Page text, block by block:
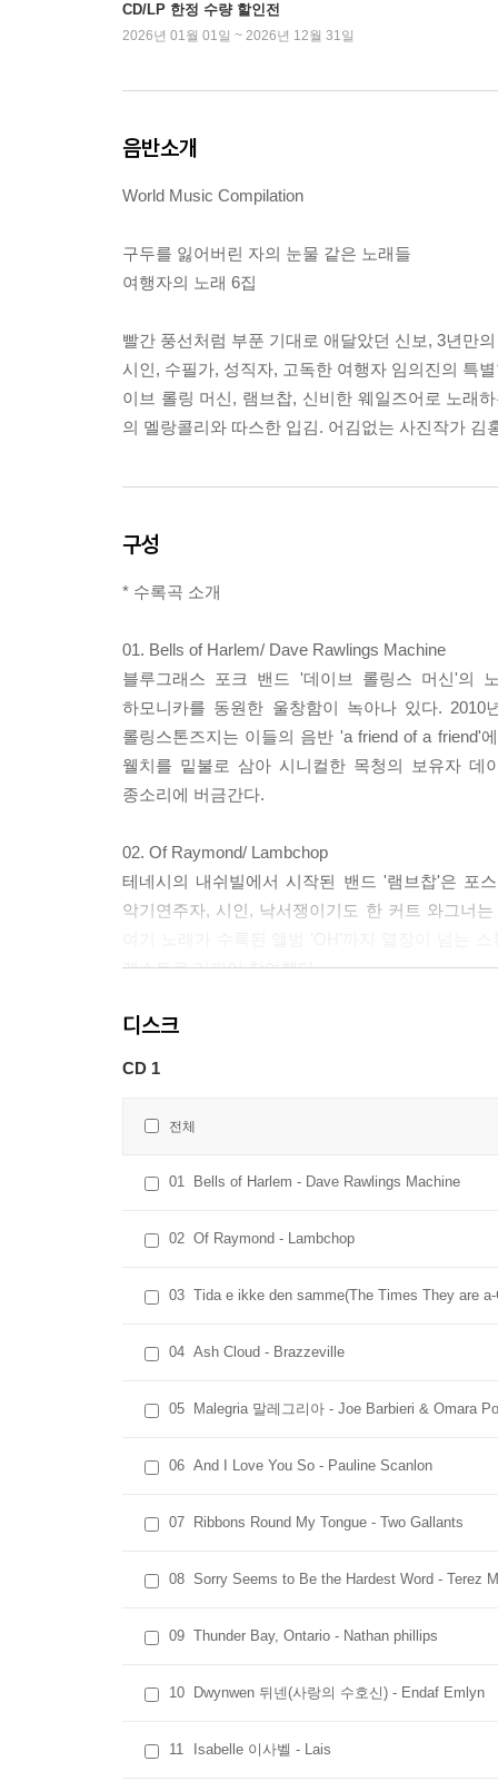
CD/LP 한정 수량 할인전
2026년 01월 01일 ~ 2026년 12월 31일
음반소개
World Music Compilation
구두를 잃어버린 자의 눈물 같은 노래들
여행자의 노래 6집
빨간 풍선처럼 부푼 기대로 애달았던 신보, 3년만
시인, 수필가, 성직자, 고독한 여행자 임의진의 특
이브 롤링 머신, 램브찹, 신비한 웨일즈어로 노래
의 멜랑콜리와 따스한 입김. 어김없는 사진작가 김
구성
* 수록곡 소개
01. Bells of Harlem/ Dave Rawlings Machine
블루그래스 포크 밴드 '데이브 롤링스 머신'의
하모니카를 동원한 울창함이 녹아나 있다.
롤링스톤즈지는 이들의 음반 'a friend of a friend'
웰치를 밑불로 삼아 시니컬한 목청의 보유자 데
종소리에 버금간다.
02. Of Raymond/ Lambchop
테네시의 내쉬빌에서 시작된 밴드 '램브찹'은 포
악기연주자, 시인, 낙서쟁이기도 한 커트 와그너
게스트로 기꺼이 참여했다.
03. Tida e ikke den samme(The times they are a-
새 멤버로 재편성. 브라운은 1967년생, 아시아
가사를 들어보면 아실 테지만 유럽 여행의 맛이
05. Malegria 말레그리아 / Joe Barbieri & Omara
불렀다. 2009년에 발매한 조 바르비에리의
희뿌연 입김 같다.
06. And I Love You So/ Pauline Scanlon
해변에 안개가 피어나는 것처럼 근사하고 유려
겨울 수풀 속에서 막나온 생명의 휘파람 소리나
07. Ribbons Round My Tongue/ Two Gallants
남다른 재주가 있다. 포크 펑크 블루스를 융화시
디스크
CD 1
전체
01 Bells of Harlem - Dave Rawlings Machine
02 Of Raymond - Lambchop
03 Tida e ikke den samme(The Times They are
04 Ash Cloud - Brazzeville
05 Malegria 말레그리아 - Joe Barbieri & Omara
06 And I Love You So - Pauline Scanlon
07 Ribbons Round My Tongue - Two Gallants
08 Sorry Seems to Be the Hardest Word - Terez
09 Thunder Bay, Ontario - Nathan phillips
10 Dwynwen 뒤넨(사랑의 수호신) - Endaf Emlyn
11 Isabelle 이사벨 - Lais